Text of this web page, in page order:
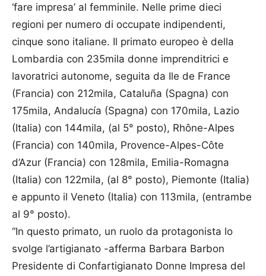
‘fare impresa’ al femminile. Nelle prime dieci
regioni per numero di occupate indipendenti,
cinque sono italiane. Il primato europeo è della
Lombardia con 235mila donne imprenditrici e
lavoratrici autonome, seguita da Ile de France
(Francia) con 212mila, Cataluña (Spagna) con
175mila, Andalucía (Spagna) con 170mila, Lazio
(Italia) con 144mila, (al 5° posto), Rhône-Alpes
(Francia) con 140mila, Provence-Alpes-Côte
d’Azur (Francia) con 128mila, Emilia-Romagna
(Italia) con 122mila, (al 8° posto), Piemonte (Italia)
e appunto il Veneto (Italia) con 113mila, (entrambe
al 9° posto).
“In questo primato, un ruolo da protagonista lo
svolge l’artigianato -afferma Barbara Barbon
Presidente di Confartigianato Donne Impresa del